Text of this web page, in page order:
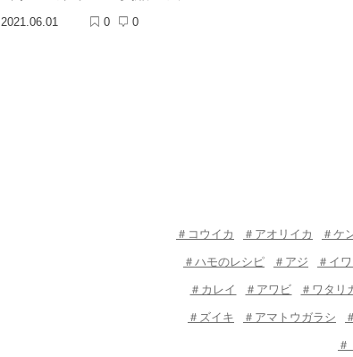
2021.06.01 0 0
＃コウイカ ＃アオリイカ ＃ケ
＃ハモのレシピ ＃アジ ＃イ
＃カレイ ＃アワビ ＃ワタリ
＃ズイキ ＃アマトウガラシ